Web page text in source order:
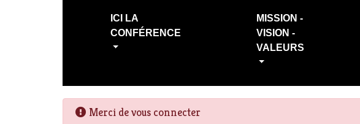
ICI LA
CONFÉRENCE
MISSION -
VISION -
VALEURS
Merci de vous connecter